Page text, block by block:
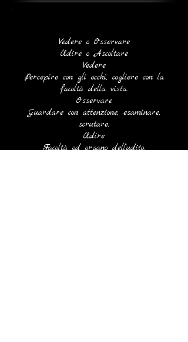
Vedere o Osservare
Udire o Ascoltare
Vedere
Percepire con gli occhi, cogliere con la
facoltà della vista.
Osservare
Guardare con attenzione, esaminare,
scrutare.
Udire
Facoltà od organo dell'udito.